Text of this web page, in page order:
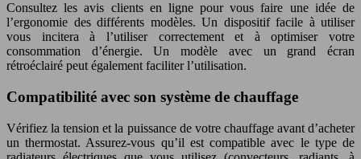
Consultez les avis clients en ligne pour vous faire une idée de
l’ergonomie des différents modèles. Un dispositif facile à utiliser
vous incitera à l’utiliser correctement et à optimiser votre
consommation d’énergie. Un modèle avec un grand écran
rétroéclairé peut également faciliter l’utilisation.
Compatibilité avec son système de chauffage
Vérifiez la tension et la puissance de votre chauffage avant d’acheter
un thermostat. Assurez-vous qu’il est compatible avec le type de